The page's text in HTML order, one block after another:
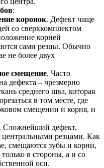
:
коронок. Дефект чаще
со сверхкомплектом
корней
сами резцы. Обычно
не более двух
смещение. Часто
дефекта – чрезмерно
среднего шва, которая
в том месте, где
смещении и корня, и
. Сложнейший дефект,
резцами. Как
смещаются зубы и корни,
в стороны, а и со
оси.